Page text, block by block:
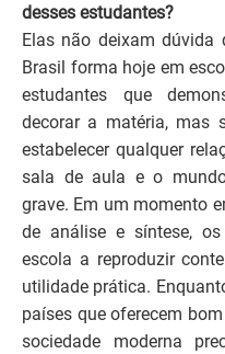
desses estudantes?
Elas não deixam
Brasil forma hoje em
estudantes que
decorar a matéria, mas
estabelecer qualquer
sala de aula e o
grave. Em um momento
de análise e síntese,
escola a reproduzir
utilidade prática.
países que oferecem
sociedade moderna